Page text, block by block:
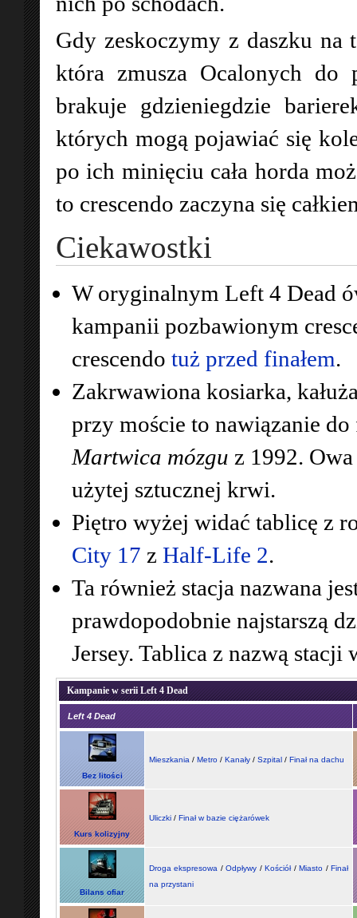
Gdy zeskoczymy z daszku na
która zmusza Ocalonych do
brakuje gdzieniegdzie
których mogą pojawiać się
po ich minięciu cała horda
to crescendo zaczyna się
Ciekawostki
W oryginalnym Left 4 Dead
kampanii pozbawionym
crescendo tuż przed finałem.
Zakrwawiona kosiarka,
przy moście to nawiązanie
Martwica mózgu z 1992.
użytej sztucznej krwi.
Piętro wyżej widać tablicę z
City 17 z Half-Life 2.
Ta również stacja nazwana
prawdopodobnie najstarszą
Jersey. Tablica z nazwą
Kampanie w serii Left 4 Dead
Left 4 Dead
Bez litości
Mieszkania / Metro / Kanały / Szpital / Finał na dachu
Kurs kolizyjny
Uliczki / Finał w bazie ciężarówek
Bilans ofiar
Droga ekspresowa /Odpływy /Kościół/Miasto /Finał
na przystani